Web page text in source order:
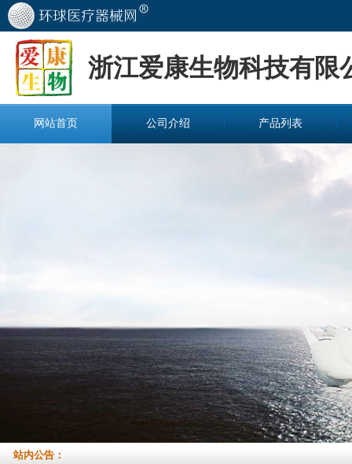
浙江爱康生物科技有限
网站首页 公司介绍 产品列表
站内公告：